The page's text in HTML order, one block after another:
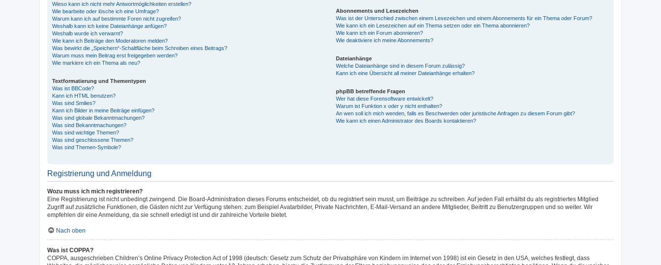
Wieso kann ich nicht mehr Antwortmöglichkeiten erstellen?
Wie bearbeite oder lösche ich eine Umfrage?
Warum kann ich auf bestimmte Foren nicht zugreifen?
Weshalb kann ich keine Dateianhänge anfügen?
Weshalb wurde ich verwarnt?
Wie kann ich Beiträge den Moderatoren melden?
Was bewirkt die „Speichern“-Schaltfläche beim Schreiben eines Beitrags?
Warum muss mein Beitrag erst freigegeben werden?
Wie markiere ich ein Thema als neu?
Textformatierung und Thementypen
Was ist BBCode?
Kann ich HTML benutzen?
Was sind Smilies?
Kann ich Bilder in meine Beiträge einfügen?
Was sind globale Bekanntmachungen?
Was sind Bekanntmachungen?
Was sind wichtige Themen?
Was sind geschlossene Themen?
Was sind Themen-Symbole?
Abonnements und Lesezeichen
Was ist der Unterschied zwischen einem Lesezeichen und einem Abonnements für ein Thema oder Forum?
Wie kann ich ein Lesezeichen auf ein Thema setzen oder ein Thema abonnieren?
Wie kann ich ein Forum abonnieren?
Wie deaktiviere ich meine Abonnements?
Dateianhänge
Welche Dateianhänge sind in diesem Forum zulässig?
Kann ich eine Übersicht all meiner Dateianhänge erhalten?
phpBB betreffende Fragen
Wer hat diese Forensoftware entwickelt?
Warum ist Funktion x oder y nicht enthalten?
An wen soll ich mich wenden, falls es Beschwerden oder juristische Anfragen zu diesem Forum gibt?
Wie kann ich einen Administrator des Boards kontaktieren?
Registrierung und Anmeldung
Wozu muss ich mich registrieren?
Eine Registrierung ist nicht unbedingt zwingend. Die Board-Administration dieses Forums entscheidet, ob du registriert sein musst, um Beiträge zu schreiben. Auf jeden Fall erhältst du als registriertes Mitglied
Zugriff auf zusätzliche Funktionen, die Gästen nicht zur Verfügung stehen: zum Beispiel Avatarbilder, Private Nachrichten, E-Mail-Versand an andere Mitglieder, Beitritt zu Benutzergruppen und so weiter. Wir
empfehlen dir eine Anmeldung, da sie schnell erledigt ist und dir zahlreiche Vorteile bietet.
Nach oben
Was ist COPPA?
COPPA, ausgeschrieben Children’s Online Privacy Protection Act of 1998 (deutsch: Gesetz zum Schutz der Privatsphäre von Kindern im Internet von 1998) ist ein Gesetz in den USA, welches festlegt, dass